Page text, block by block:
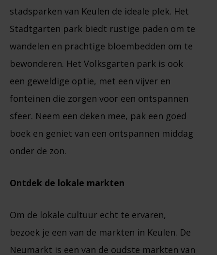
stadsparken van Keulen de ideale plek. Het
Stadtgarten park biedt rustige paden om te
wandelen en prachtige bloembedden om te
bewonderen. Het Volksgarten park is ook
een geweldige optie, met een vijver en
fonteinen die zorgen voor een ontspannen
sfeer. Neem een deken mee, pak een goed
boek en geniet van een ontspannen middag
onder de zon.
Ontdek de lokale markten
Om de lokale cultuur echt te ervaren,
bezoek je een van de markten in Keulen. De
Neumarkt is een van de oudste markten van